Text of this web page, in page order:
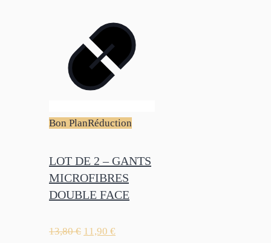
Bon PlanRéduction
LOT DE 2 – GANTS
MICROFIBRES
DOUBLE FACE
13,80€ 11,90 €